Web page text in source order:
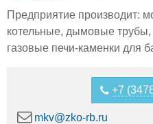
Предприятие производит:
котельные, дымовые трубы,
газовые печи-каменки для
+7
mkv@zko-rb.ru